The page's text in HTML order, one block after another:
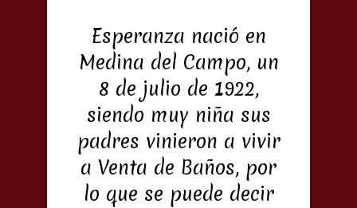
Esperanza nació en
Medina del Campo, un
8 de julio de 1922,
siendo muy niña sus
padres vinieron a vivir
a Venta de Baños, por
lo que se puede decir